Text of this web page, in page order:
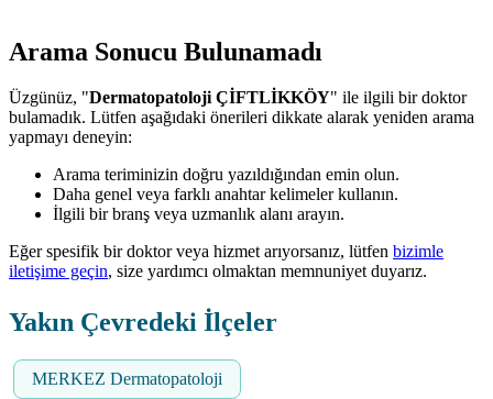
Arama Sonucu Bulunamadı
Üzgünüz, "Dermatopatoloji ÇİFTLİKKÖY" ile ilgili bir doktor
bulamadık. Lütfen aşağıdaki önerileri dikkate alarak yeniden arama
yapmayı deneyin:
Arama teriminizin doğru yazıldığından emin olun.
Daha genel veya farklı anahtar kelimeler kullanın.
İlgili bir branş veya uzmanlık alanı arayın.
Eğer spesifik bir doktor veya hizmet arıyorsanız, lütfen bizimle
iletişime geçin, size yardımcı olmaktan memnuniyet duyarız.
Yakın Çevredeki İlçeler
MERKEZ Dermatopatoloji